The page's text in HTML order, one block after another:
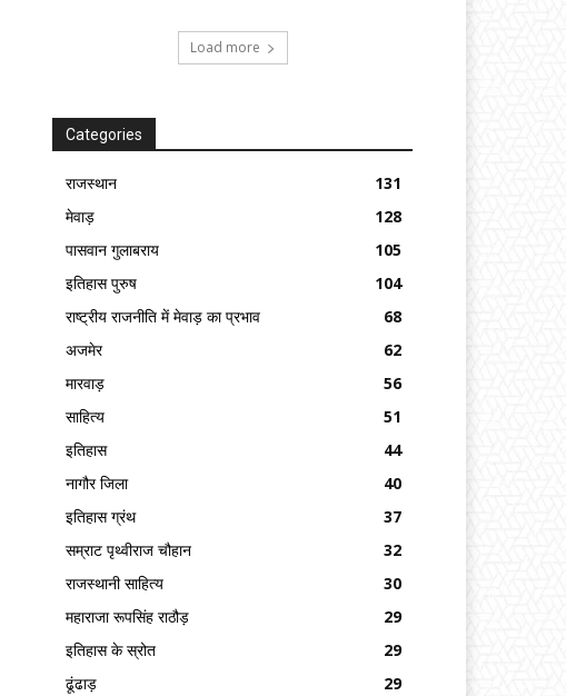
Load more
Categories
राजस्थान
131
मेवाड़
128
पासवान गुलाबराय
105
इतिहास पुरुष
104
राष्ट्रीय राजनीति में मेवाड़ का प्रभाव
68
अजमेर
62
मारवाड़
56
साहित्य
51
इतिहास
44
नागौर जिला
40
इतिहास ग्रंथ
37
सम्राट पृथ्वीराज चौहान
32
राजस्थानी साहित्य
30
महाराजा रूपसिंह राठौड़
29
इतिहास के स्रोत
29
ढूंढाड़
29